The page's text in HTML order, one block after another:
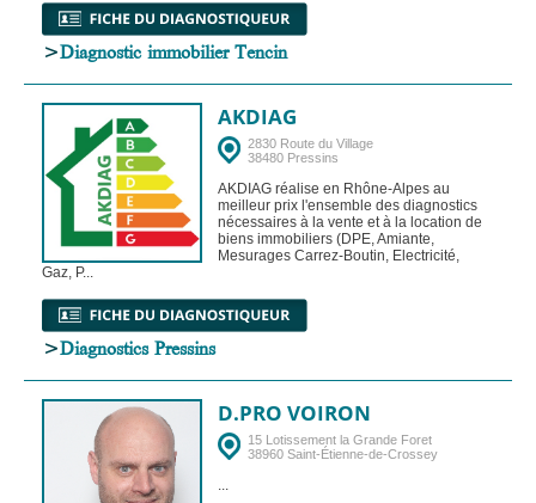
>Diagnostic immobilier Tencin
AKDIAG
2830 Route du Village
38480 Pressins
AKDIAG réalise en Rhône-Alpes au
meilleur prix l'ensemble des diagnostics
nécessaires à la vente et à la location de
biens immobiliers (DPE, Amiante,
Mesurages Carrez-Boutin, Electricité,
Gaz, P...
>Diagnostics Pressins
D.PRO VOIRON
15 Lotissement la Grande Foret
38960 Saint-Étienne-de-Crossey
...